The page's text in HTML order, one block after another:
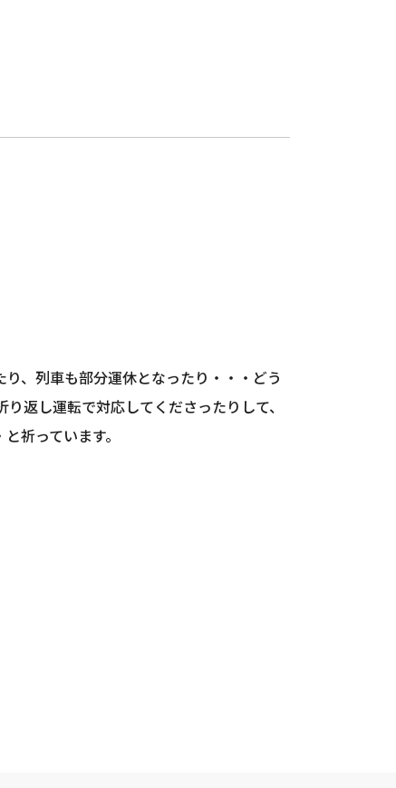
、列車も部分運休となったり・・・どう
返し運転で対応してくださったりして、
祈っています。